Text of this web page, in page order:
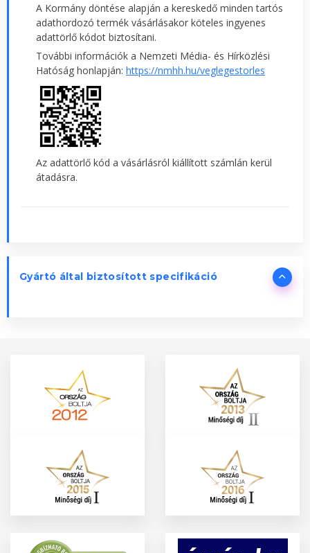
A Kormány döntése alapján a kereskedő minden tartós
adathordozó termék vásárlásakor köteles ingyenes
adattörlő kódot biztosítani.
További információk a Nemzeti Média- és Hírközlési
Hatóság honlapján: https://nmhh.hu/veglegestorles
Az adattörlő kód a vásárlásról kiállított számlán kerül
átadásra.
Gyártó által biztosított specifikáció